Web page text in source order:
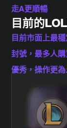
走A更順暢
目前的
目前市面上最
封號，最多人
優秀，操作更